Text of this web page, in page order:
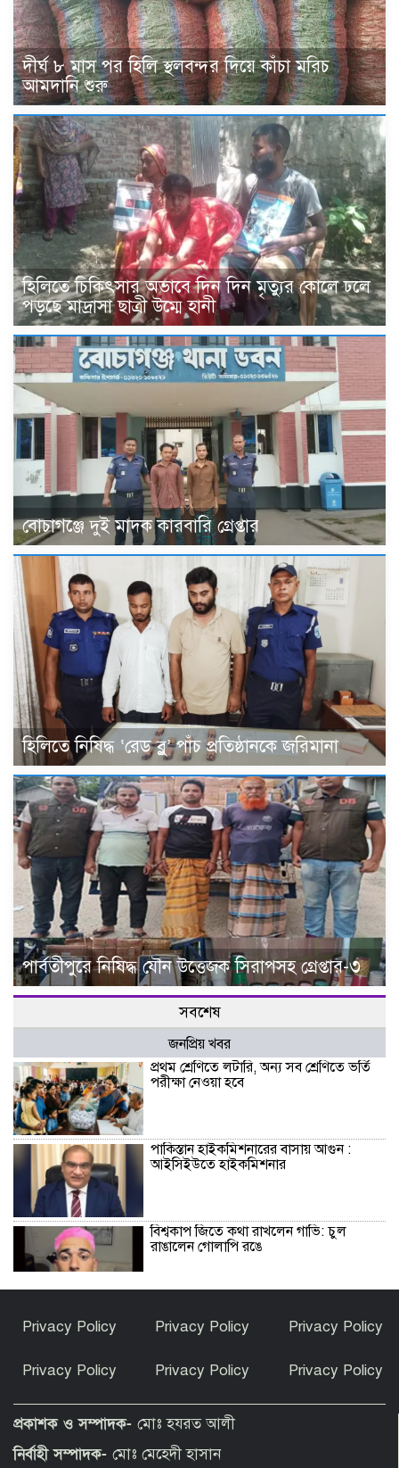
দীর্ঘ ৮ মাস পর হিলি স্থলবন্দর দিয়ে কাঁচা মরিচ
আমদানি শুরু
হিলিতে চিকিৎসার অভাবে দিন দিন মৃত্যুর কোলে ঢলে
পড়ছে মাদ্রাসা ছাত্রী উম্মে হানী
বোচাগঞ্জে দুই মাদক কারবারি গ্রেপ্তার
হিলিতে নিষিদ্ধ ‘রেড ব্লু’ পাঁচ প্রতিষ্ঠানকে জরিমানা
পার্বতীপুরে নিষিদ্ধ যৌন উত্তেজক সিরাপসহ গ্রেপ্তার-৩
সবশেষ
জনপ্রিয় খবর
প্রথম শ্রেণিতে লটারি, অন্য সব শ্রেণিতে ভর্তি
পরীক্ষা নেওয়া হবে
পাকিস্তান হাইকমিশনারের বাসায় আগুন :
আইসিইউতে হাইকমিশনার
বিশ্বকাপ জিতে কথা রাখলেন গাভি: চুল
রাঙালেন গোলাপি রঙে
Privacy Policy Privacy Policy Privacy Policy
Privacy Policy Privacy Policy Privacy Policy
প্রকাশক ও সম্পাদক- মোঃ হযরত আলী
নির্বাহী সম্পাদক- মোঃ মেহেদী হাসান